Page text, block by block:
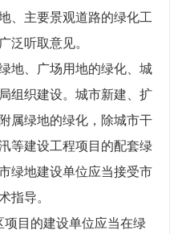
、主要景观道路的绿化工
泛听取意见。
、广场用地的绿化、城
组织建设。城市新建、扩
属绿地的绿化，除城市干
等建设工程项目的配套绿
绿地建设单位应当接受市
指导。
目的建设单位应当在绿